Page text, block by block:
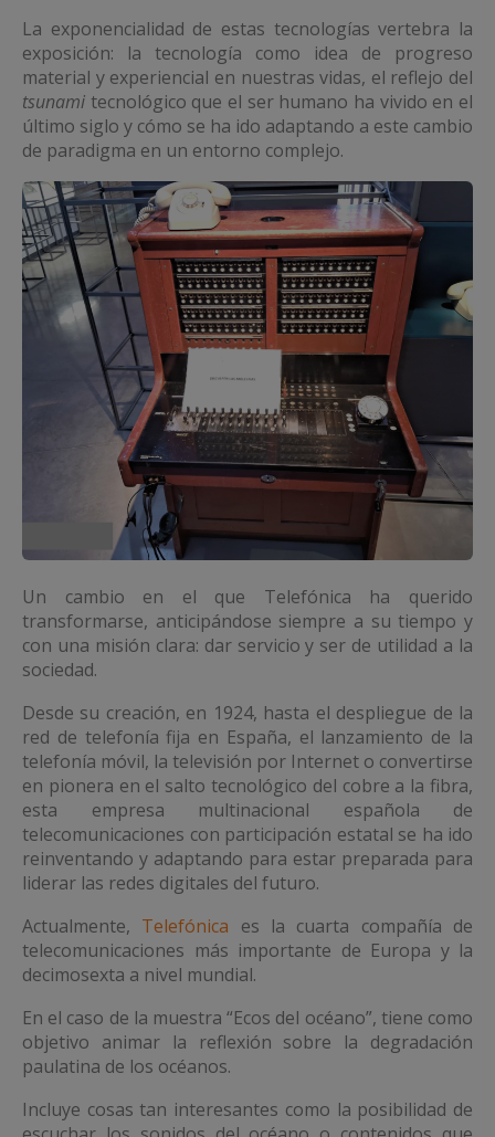
La exponencialidad de estas tecnologías vertebra la
exposición: la tecnología como idea de progreso
material y experiencial en nuestras vidas, el reflejo del
tsunami tecnológico que el ser humano ha vivido en el
último siglo y cómo se ha ido adaptando a este cambio
de paradigma en un entorno complejo.
Un cambio en el que Telefónica ha querido
transformarse, anticipándose siempre a su tiempo y
con una misión clara: dar servicio y ser de utilidad a la
sociedad.
Desde su creación, en 1924, hasta el despliegue de la
red de telefonía fija en España, el lanzamiento de la
telefonía móvil, la televisión por Internet o convertirse
en pionera en el salto tecnológico del cobre a la fibra,
esta empresa multinacional española de
telecomunicaciones con participación estatal se ha ido
reinventando y adaptando para estar preparada para
liderar las redes digitales del futuro.
Actualmente, Telefónica es la cuarta compañía de
telecomunicaciones más importante de Europa y la
decimosexta a nivel mundial.
En el caso de la muestra “Ecos del océano”, tiene como
objetivo animar la reflexión sobre la degradación
paulatina de los océanos.
Incluye cosas tan interesantes como la posibilidad de